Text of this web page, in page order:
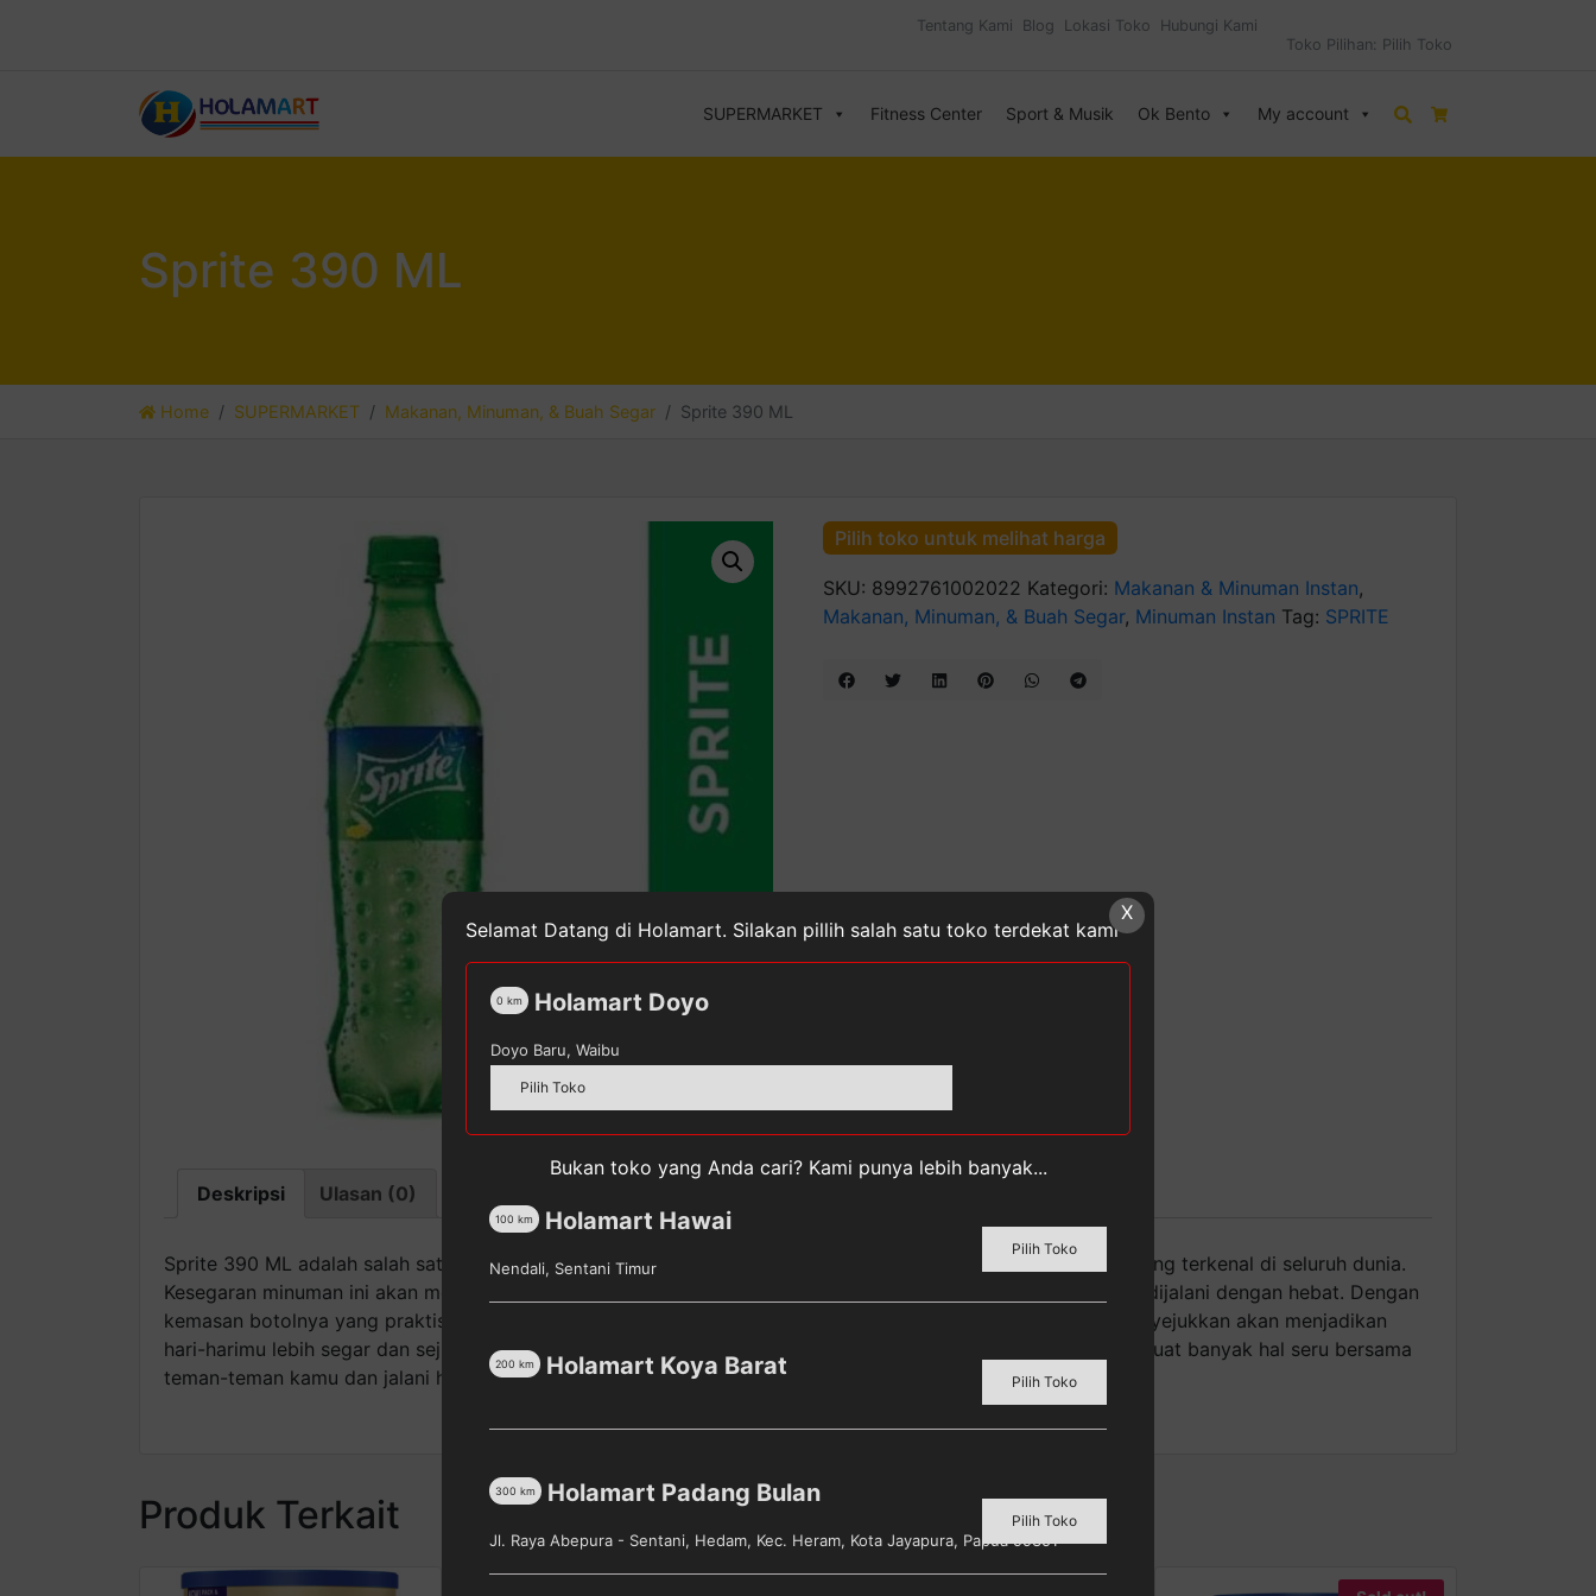
Tentang Kami Blog Lokasi Toko
Hubungi Kami
Toko Pilihan: Pilih Toko
SUPERMARKET Fitness Center Sport & Musik Ok Bento My account Search
Sprite 390 ML
Home SUPERMARKET Makanan, Minuman, & Buah Segar Sprite 390 ML
Pilih toko untuk melihat harga
SKU: 8992761002022 Kategori: Makanan & Minuman Instan,
Makanan, Minuman, & Buah Segar, Minuman Instan Tag: SPRITE
Deskripsi Ulasan (0)
Sprite 390 ML adalah salah satu produk The Coca Cola Company, produsen minuman ringan berkarbonat paling terkenal di seluruh dunia.
Kesegaran minuman ini akan membuat siapa saja yang meminumnya bersemangat menjalani setiap hari yang dijalani dengan hebat. Dengan
kemasan botolnya yang praktis, genggam kesegarannya dalam tanganmu setiap saat. Sajian yang dingin menyejukkan akan menjadikan
hari-harimu lebih segar dan sejuk. Nikmati kesegarannya yang maksimal dengan meminumnya ketika dingin. Buat banyak hal seru bersama
teman-teman kamu dan jalani hari dengan seru dengan Product dari PT. Coca Cola Bottling Indonesia ini.
Produk Terkait
X
Selamat Datang di Holamart. Silakan pillih salah satu toko terdekat kami
Holamart Doyo
0 km
Doyo Baru, Waibu
Pilih Toko
Bukan toko yang Anda cari? Kami punya lebih banyak...
Holamart Hawai
100 km
Nendali, Sentani Timur
Pilih Toko
Holamart Koya Barat
200 km
Pilih Toko
Holamart Padang Bulan
300 km
Jl. Raya Abepura - Sentani, Hedam, Kec. Heram, Kota Jayapura, Papua 99351
Pilih Toko